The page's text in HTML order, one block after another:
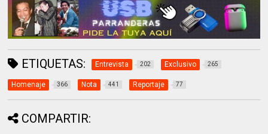
ETIQUETAS: Entrevista 202 Exclusivo 265
Homenaje 366 Nota 441 Reportaje 77
COMPARTIR: